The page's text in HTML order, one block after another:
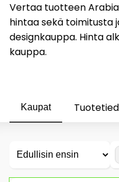
Vertaa tuotteen
hintaa sekä toimitusta
designkauppa. Hinta
kauppa.
Kaupat